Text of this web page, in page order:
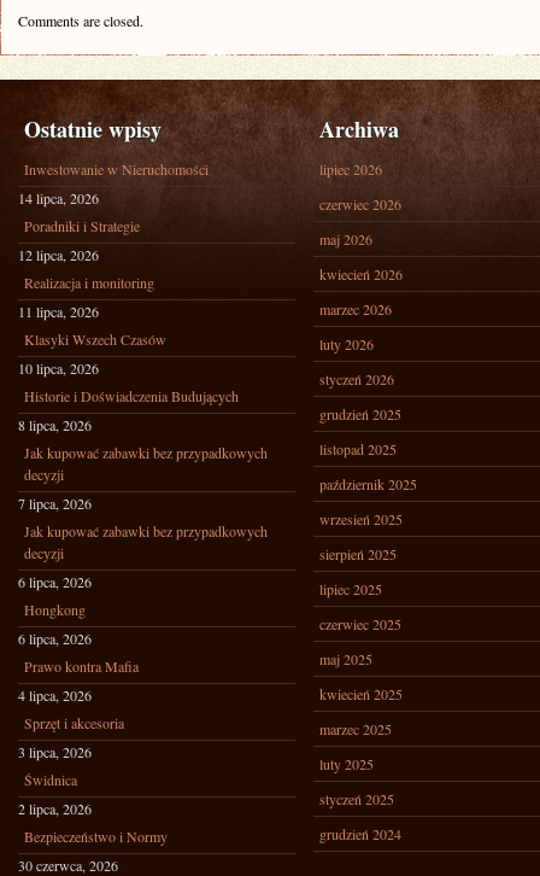
Comments are closed.
Ostatnie wpisy
Inwestowanie w Nieruchomości
14 lipca, 2026
Poradniki i Strategie
12 lipca, 2026
Realizacja i monitoring
11 lipca, 2026
Klasyki Wszech Czasów
10 lipca, 2026
Historie i Doświadczenia Budujących
8 lipca, 2026
Jak kupować zabawki bez przypadkowych
decyzji
7 lipca, 2026
Jak kupować zabawki bez przypadkowych
decyzji
6 lipca, 2026
Hongkong
6 lipca, 2026
Prawo kontra Mafia
4 lipca, 2026
Sprzęt i akcesoria
3 lipca, 2026
Świdnica
2 lipca, 2026
Bezpieczeństwo i Normy
30 czerwca, 2026
Archiwa
lipiec 2026
czerwiec 2026
maj 2026
kwiecień 2026
marzec 2026
luty 2026
styczeń 2026
grudzień 2025
listopad 2025
październik 2025
wrzesień 2025
sierpień 2025
lipiec 2025
czerwiec 2025
maj 2025
kwiecień 2025
marzec 2025
luty 2025
styczeń 2025
grudzień 2024